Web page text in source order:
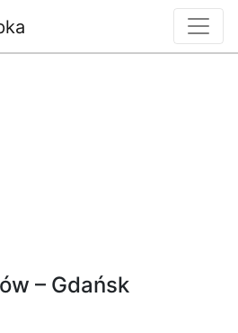
– Gdańsk